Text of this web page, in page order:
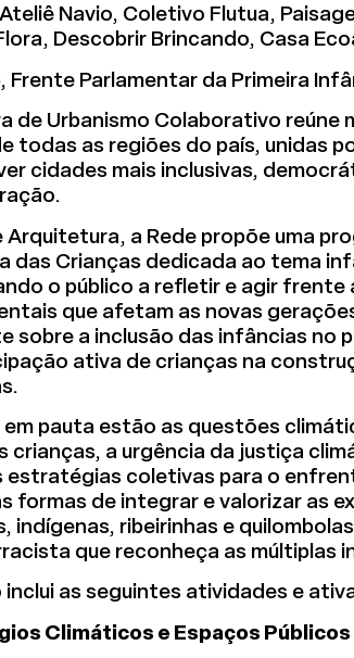
Navio, Coletivo Flutua,
Descobrir Brincando, Casa
Frente Parlamentar da Primeira
de Urbanismo Colaborativo reúne
todas as regiões do país, unidas
cidades mais inclusivas,
Arquitetura, a Rede propõe uma
das Crianças dedicada ao tema
o público a refletir e agir frente
que afetam as novas
sobre a inclusão das infâncias no
ativa de crianças na
pauta estão as questões
crianças, a urgência da justiça
estratégias coletivas para o
formas de integrar e valorizar as
indígenas, ribeirinhas e
que reconheça as múltiplas
as seguintes atividades e
Climáticos e Espaços